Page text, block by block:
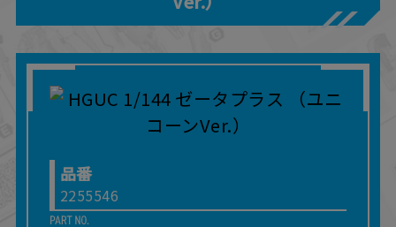
品番
2255546